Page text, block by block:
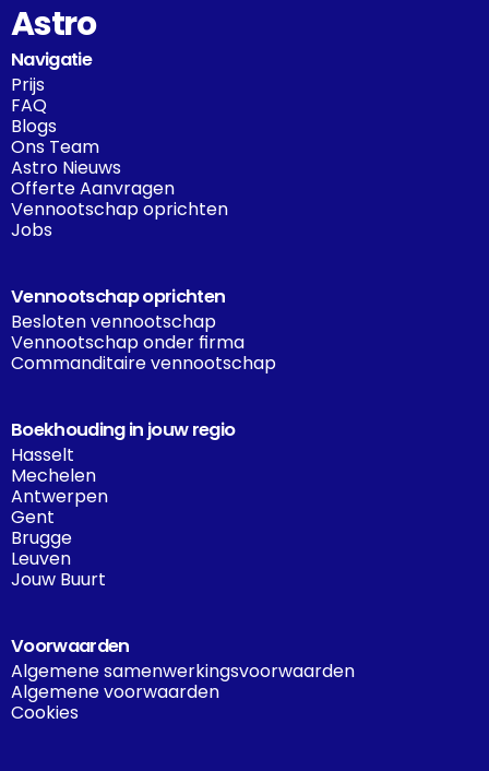
Astro
Navigatie
Prijs
FAQ
Blogs
Ons Team
Astro Nieuws
Offerte Aanvragen
Vennootschap oprichten
Jobs
Vennootschap oprichten
Besloten vennootschap
Vennootschap onder firma
Commanditaire vennootschap
Boekhouding in jouw regio
Hasselt
Mechelen
Antwerpen
Gent
Brugge
Leuven
Jouw Buurt
Voorwaarden
Algemene samenwerkingsvoorwaarden
Algemene voorwaarden
Cookies